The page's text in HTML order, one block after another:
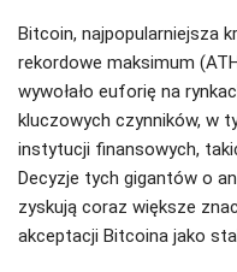
Bitcoin, najpopularniejsza
rekordowe maksimum
wywołało euforię na
kluczowych czynników, w
instytucji finansowych,
Decyzje tych gigantów o
zyskują coraz większe
akceptacji Bitcoina jako